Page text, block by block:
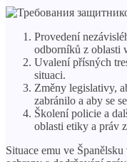
Provedení
odborníků z oblasti
Uvalení přísných
situaci.
Změny legislativy,
zabránilo a aby se
Školení policie a
oblasti etiky a práv
Situace emu ve